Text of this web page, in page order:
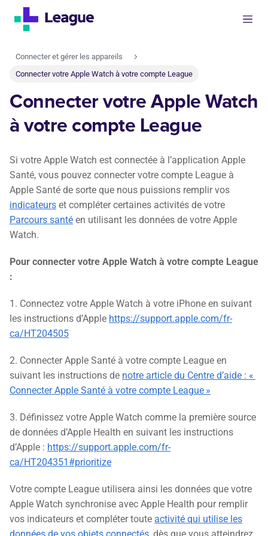
Connecter et gérer les appareils
Connecter votre Apple Watch à votre compte League
Connecter votre Apple Watch
à votre compte League
Si votre Apple Watch est connectée à l’application Apple
Santé, vous pouvez connecter votre compte League à
Apple Santé de sorte que nous puissions remplir vos
indicateurs et compléter certaines activités de votre
Parcours santé en utilisant les données de votre Apple
Watch.
Pour connecter votre Apple Watch à votre compte League
:
1. Connectez votre Apple Watch à votre iPhone en suivant
les instructions d’Apple https://support.apple.com/fr-
ca/HT204505
2. Connecter Apple Santé à votre compte League en
suivant les instructions de notre article du Centre d’aide : «
Connecter Apple Santé à votre compte League »
3. Définissez votre Apple Watch comme la première source
de données d’Apple Health en suivant les instructions
d’Apple : https://support.apple.com/fr-
ca/HT204351#prioritize
Votre compte League utilisera ainsi les données que votre
Apple Watch synchronise avec Apple Health pour remplir
vos indicateurs et compléter toute activité qui utilise les